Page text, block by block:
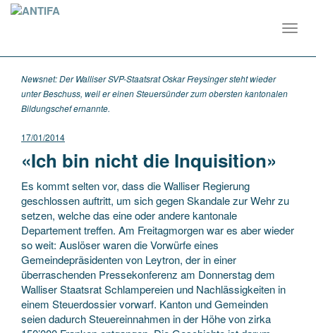
Newsnet: Der Walliser SVP-Staatsrat Oskar Freysinger steht wieder
unter Beschuss, weil er einen Steuersünder zum obersten kantonalen
Bildungschef ernannte.
17/01/2014
«Ich bin nicht die Inquisition»
Es kommt selten vor, dass die Walliser Regierung
geschlossen auftritt, um sich gegen Skandale zur Wehr zu
setzen, welche das eine oder andere kantonale
Departement treffen. Am Freitagmorgen war es aber wieder
so weit: Auslöser waren die Vorwürfe eines
Gemeindepräsidenten von Leytron, der in einer
überraschenden Pressekonferenz am Donnerstag dem
Walliser Staatsrat Schlampereien und Nachlässigkeiten in
einem Steuerdossier vorwarf. Kanton und Gemeinden
seien dadurch Steuereinnahmen in der Höhe von zirka